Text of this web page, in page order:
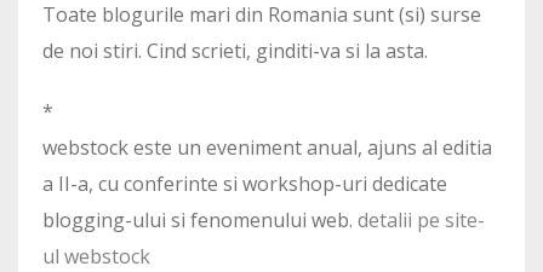
Toate blogurile mari din Romania sunt (si) surse
de noi stiri. Cind scrieti, ginditi-va si la asta.
*
webstock este un eveniment anual, ajuns al editia
a II-a, cu conferinte si workshop-uri dedicate
blogging-ului si fenomenului web. detalii pe site-
ul webstock